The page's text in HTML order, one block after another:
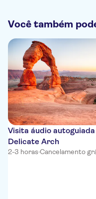
Você também
Visita áudio
Delicate Arch
2-3 horas·Cancelamento